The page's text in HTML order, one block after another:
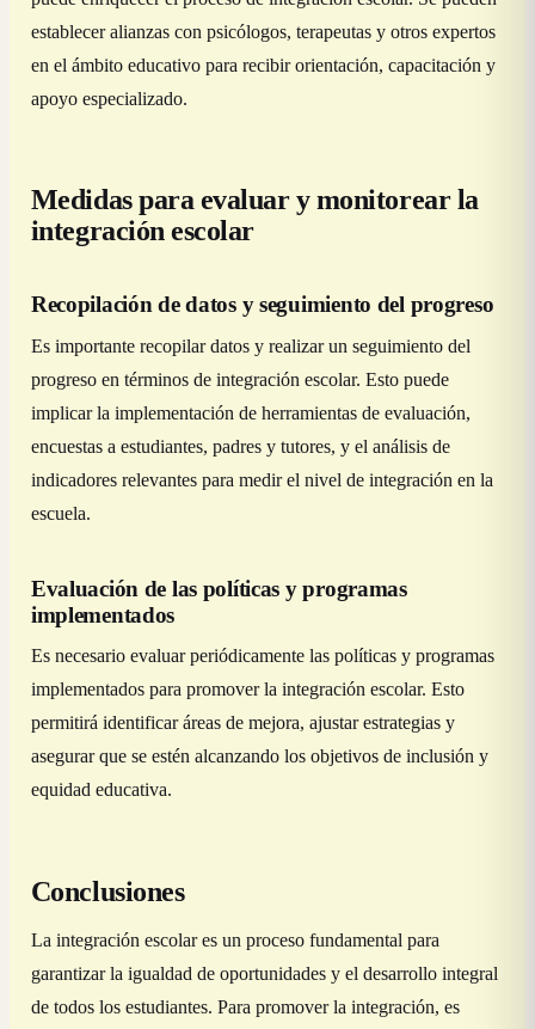
establecer alianzas con psicólogos, terapeutas y otros expertos
en el ámbito educativo para recibir orientación, capacitación y
apoyo especializado.
Medidas para evaluar y monitorear la
integración escolar
Recopilación de datos y seguimiento del progreso
Es importante recopilar datos y realizar un seguimiento del
progreso en términos de integración escolar. Esto puede
implicar la implementación de herramientas de evaluación,
encuestas a estudiantes, padres y tutores, y el análisis de
indicadores relevantes para medir el nivel de integración en la
escuela.
Evaluación de las políticas y programas
implementados
Es necesario evaluar periódicamente las políticas y programas
implementados para promover la integración escolar. Esto
permitirá identificar áreas de mejora, ajustar estrategias y
asegurar que se estén alcanzando los objetivos de inclusión y
equidad educativa.
Conclusiones
La integración escolar es un proceso fundamental para
garantizar la igualdad de oportunidades y el desarrollo integral
de todos los estudiantes. Para promover la integración, es